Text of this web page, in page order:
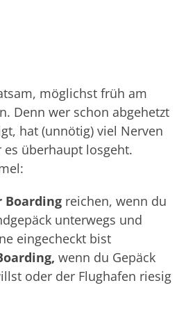
möglichst früh am
Denn wer schon abgehetzt
hat (unnötig) viel Nerven
überhaupt losgeht.
Boarding reichen, wenn du
unterwegs und
eingecheckt bist
wenn du Gepäck
oder der Flughafen riesig